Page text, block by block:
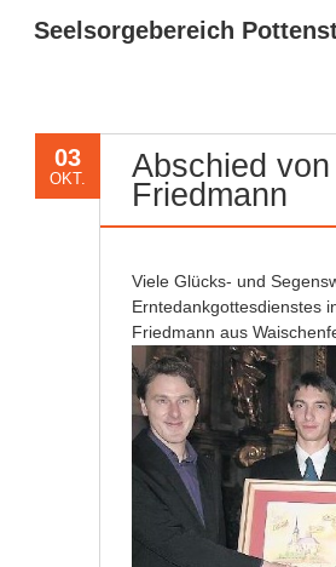
Seelsorgebereich
03
OKT.
Abschied
Friedmann
Viele Glücks- und
Erntedankgottesdienstes
Friedmann aus